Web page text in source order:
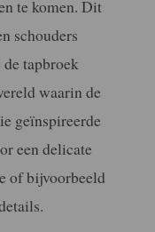
te komen. Dit
schouders
tapbroek
waarin de
geïnspireerde
een delicate
of bijvoorbeeld